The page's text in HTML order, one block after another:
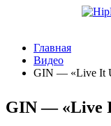
Главная
Видео
GIN — «Live It
GIN — «Live